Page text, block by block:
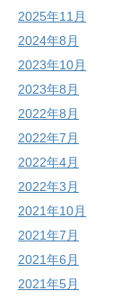
2025年11月
2024年8月
2023年10月
2023年8月
2022年8月
2022年7月
2022年4月
2022年3月
2021年10月
2021年7月
2021年6月
2021年5月